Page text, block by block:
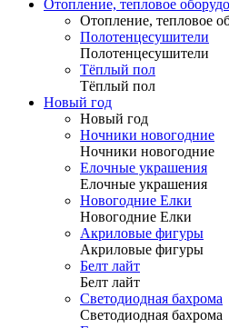
Отопление, тепловое
Отопление, тепловое
Полотенцесушители
Полотенцесушители
Тёплый пол
Тёплый пол
Новый год
Новый год
Ночники новогодние
Ночники новогодние
Елочные украшения
Елочные украшения
Новогодние Елки
Новогодние Елки
Акриловые фигуры
Акриловые фигуры
Белт лайт
Белт лайт
Светодиодная бахрома
Светодиодная бахрома